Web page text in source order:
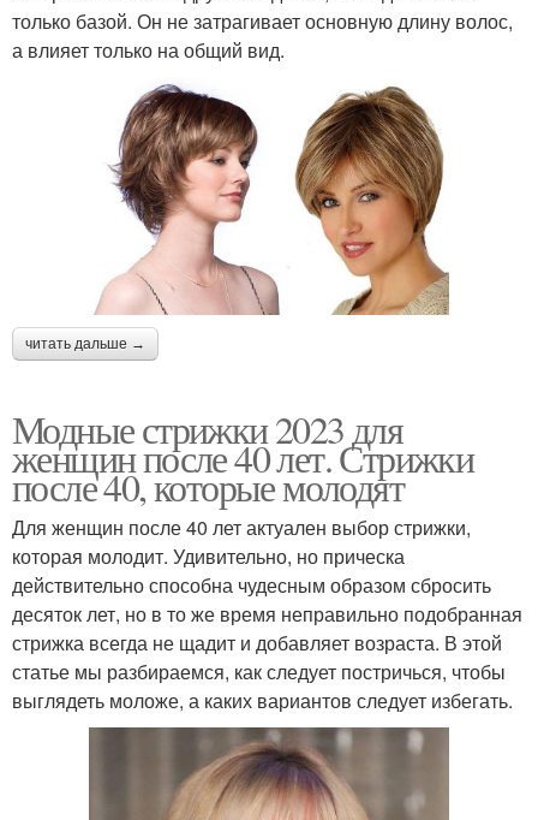
только базой. Он не затрагивает основную длину волос,
а влияет только на общий вид.
читать дальше →
Модные стрижки 2023 для
женщин после 40 лет. Стрижки
после 40, которые молодят
Для женщин после 40 лет актуален выбор стрижки,
которая молодит. Удивительно, но прическа
действительно способна чудесным образом сбросить
десяток лет, но в то же время неправильно подобранная
стрижка всегда не щадит и добавляет возраста. В этой
статье мы разбираемся, как следует постричься, чтобы
выглядеть моложе, а каких вариантов следует избегать.